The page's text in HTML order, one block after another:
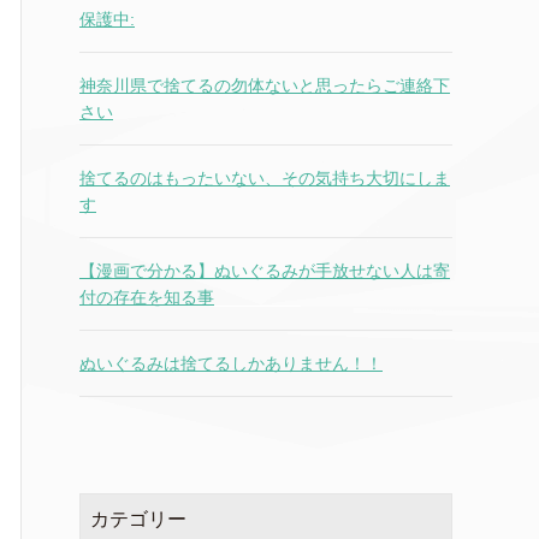
保護中:
神奈川県で捨てるの勿体ないと思ったらご連絡下
さい
捨てるのはもったいない、その気持ち大切にしま
す
【漫画で分かる】ぬいぐるみが手放せない人は寄
付の存在を知る事
ぬいぐるみは捨てるしかありません！！
カテゴリー